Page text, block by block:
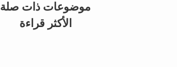
موضوعات ذات صلة
الأكثر قراءة